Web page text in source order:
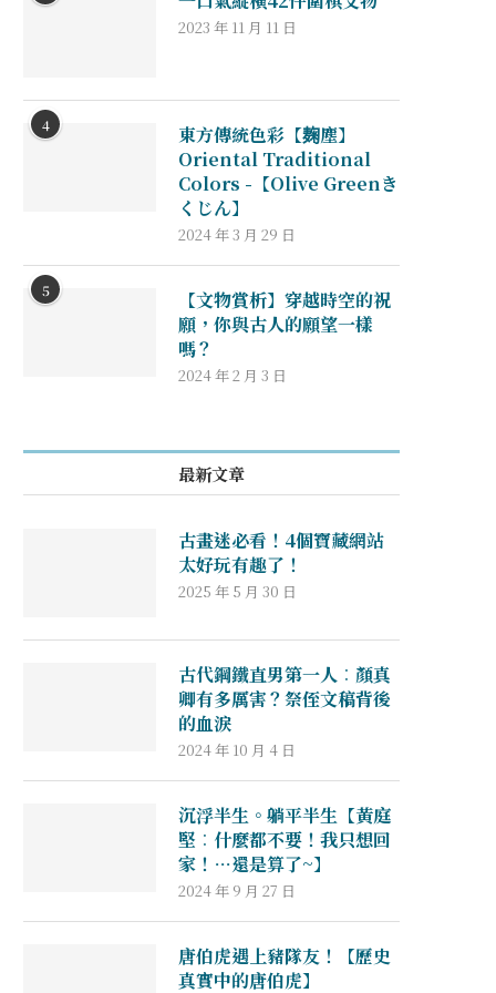
2023 年 11 月 11 日
4
東方傳統色彩【麹塵】
Oriental Traditional
Colors -【Olive Greenき
くじん】
2024 年 3 月 29 日
5
【文物賞析】穿越時空的祝
願，你與古人的願望一樣
嗎？
2024 年 2 月 3 日
最新文章
古畫迷必看！4個寶藏網站
太好玩有趣了！
2025 年 5 月 30 日
古代鋼鐵直男第一人︰顏真
卿有多厲害？祭侄文稿背後
的血淚
2024 年 10 月 4 日
沉浮半生。躺平半生【黃庭
堅︰什麼都不要！我只想回
家！…還是算了~】
2024 年 9 月 27 日
唐伯虎遇上豬隊友！【歷史
真實中的唐伯虎】